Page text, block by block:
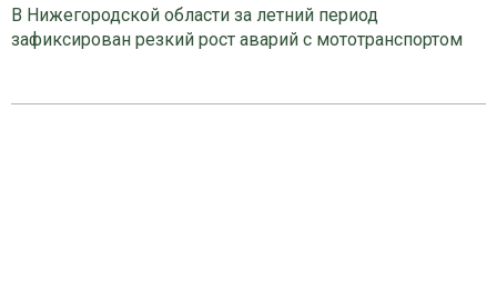
В Нижегородской области за летний период
зафиксирован резкий рост аварий с мототранспортом